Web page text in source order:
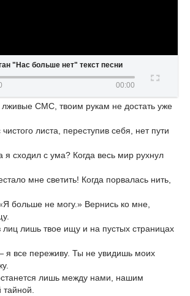
"Нас больше нет" текст песни
00:00
лживые СМС, твоим рукам не достать уже
листа, переступив себя, нет пути
я сходил с ума? Когда весь мир рухнул
мне светить! Когда порвалась нить,
больше не могу.» Вернись ко мне,
лишь твое ищу и на пустых страницах
все переживу. Ты не увидишь моих
лишь между нами, нашим